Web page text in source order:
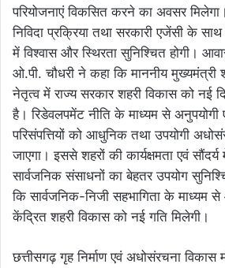
परियोजनाएं विकसित करने का अवसर मिलेगा।
निविदा प्रक्रिया तथा सरकारी एजेंसी के
में विश्वास और स्थिरता सुनिश्चित होगी।
ओ.पी. चौधरी ने कहा कि माननीय मुख्यमंत्री
नेतृत्व में राज्य सरकार शहरी विकास को नई
है। रिडेवलपमेंट नीति के माध्यम से अनुपयोगी
परिसंपत्तियों को आधुनिक तथा उपयोगी
जाएगा। इससे शहरों की कार्यक्षमता एवं सौंदर्य
सार्वजनिक संसाधनों का बेहतर उपयोग
कि सार्वजनिक-निजी सहभागिता के
केंद्रित शहरी विकास को नई गति मिलेगी।
छत्तीसगढ़ गृह निर्माण एवं अधोसंरचना